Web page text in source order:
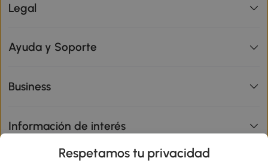
Legal
Ayuda y Soporte
Business
Información de interés
Respetamos tu privacidad